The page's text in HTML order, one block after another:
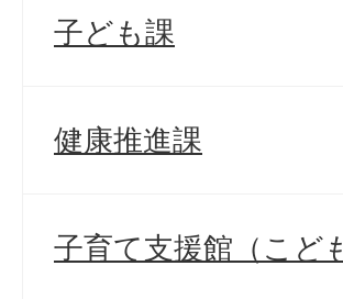
子ども課
健康推進課
子育て支援館（こど